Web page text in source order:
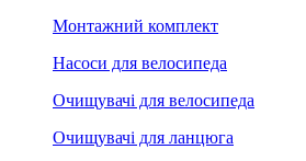
Монтажний комплект
Насоси для велосипеда
Очищувачі для велосипеда
Очищувачі для ланцюга